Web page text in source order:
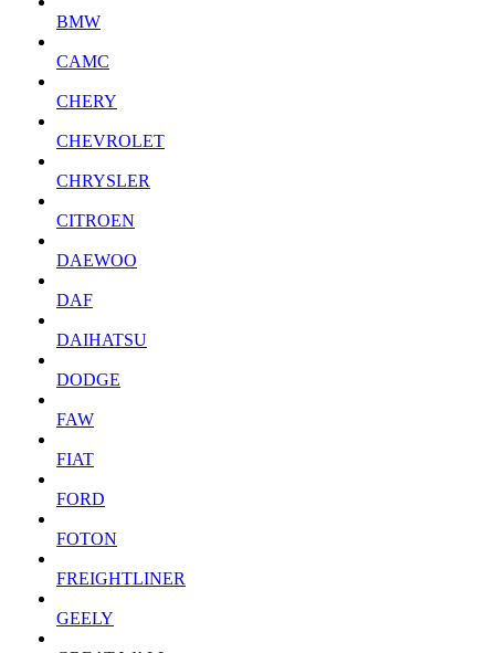
BMW
CAMC
CHERY
CHEVROLET
CHRYSLER
CITROEN
DAEWOO
DAF
DAIHATSU
DODGE
FAW
FIAT
FORD
FOTON
FREIGHTLINER
GEELY